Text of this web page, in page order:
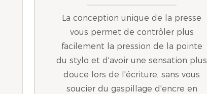
La conception unique de la presse
vous permet de contrôler plus
facilement la pression de la pointe
du stylo et d'avoir une sensation plus
douce lors de l'écriture, sans vous
soucier du gaspillage d'encre en